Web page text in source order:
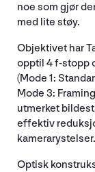
noe som gjør
med lite støy.
Objektivet har
opptil 4 f-stopp
(Mode 1:
Mode 3:
utmerket
effektiv
kamerarystelser.
Optisk